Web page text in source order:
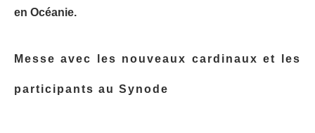
en Océanie.
Messe avec les nouveaux cardinaux et les
participants au Synode